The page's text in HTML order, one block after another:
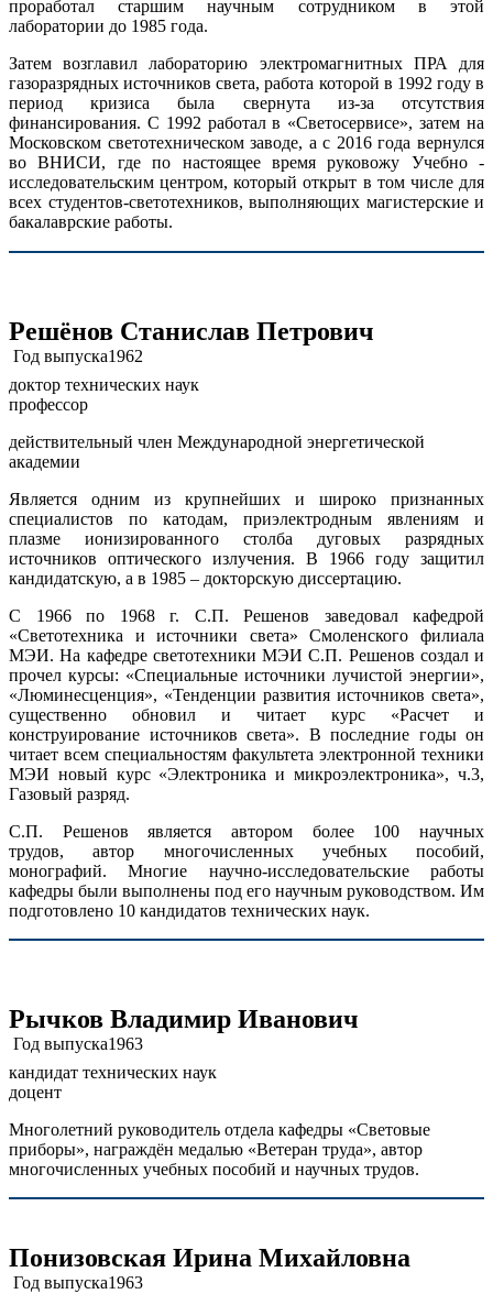
проработал старшим научным сотрудником в этой
лаборатории до 1985 года.
Затем возглавил лабораторию электромагнитных ПРА для
газоразрядных источников света, работа которой в 1992 году в
период кризиса была свернута из-за отсутствия
финансирования. С 1992 работал в «Светосервисе», затем на
Московском светотехническом заводе, а с 2016 года вернулся
во ВНИСИ, где по настоящее время руковожу Учебно -
исследовательским центром, который открыт в том числе для
всех студентов-светотехников, выполняющих магистерские и
бакалаврские работы.
Решёнов Станислав Петрович
Год выпуска1962
доктор технических наук
профессор
действительный член Международной энергетической
академии
Является одним из крупнейших и широко признанных
специалистов по катодам, приэлектродным явлениям и
плазме ионизированного столба дуговых разрядных
источников оптического излучения. В 1966 году защитил
кандидатскую, а в 1985 – докторскую диссертацию.
С 1966 по 1968 г. С.П. Решенов заведовал кафедрой
«Светотехника и источники света» Смоленского филиала
МЭИ. На кафедре светотехники МЭИ С.П. Решенов создал и
прочел курсы: «Специальные источники лучистой энергии»,
«Люминесценция», «Тенденции развития источников света»,
существенно обновил и читает курс «Расчет и
конструирование источников света». В последние годы он
читает всем специальностям факультета электронной техники
МЭИ новый курс «Электроника и микроэлектроника», ч.3,
Газовый разряд.
С.П. Решенов является автором более 100 научных
трудов, автор многочисленных учебных пособий,
монографий. Многие научно-исследовательские работы
кафедры были выполнены под его научным руководством. Им
подготовлено 10 кандидатов технических наук.
Рычков Владимир Иванович
Год выпуска1963
кандидат технических наук
доцент
Многолетний руководитель отдела кафедры «Световые
приборы», награждён медалью «Ветеран труда», автор
многочисленных учебных пособий и научных трудов.
Понизовская Ирина Михайловна
Год выпуска1963